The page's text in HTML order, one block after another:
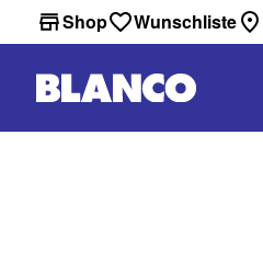
Shop Wunschliste